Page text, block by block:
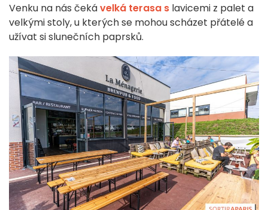
Venku na nás čekávelká terasa s lavicemi z palet a
velkými stoly, u kterých se mohou scházet přátelé a
užívat si slunečních paprsků.